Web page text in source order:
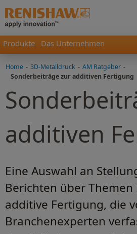
Produkte Das Unternehmen
Home - 3D-Metalldruck - AM Ratgeber -
Sonderbeiträge zur additiven Fertigung
additiven
Eine Auswahl an
Berichten über
additive Fertigung, die
Branchenexperten